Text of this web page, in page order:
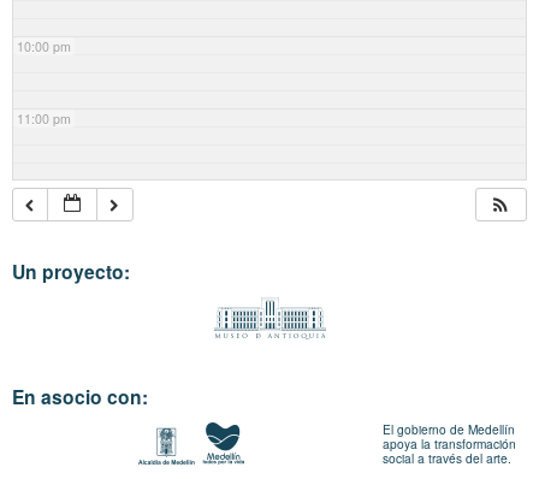
10:00 pm
11:00 pm
Un proyecto:
En asocio con:
El gobierno de Medellín
apoya la transformación
social a través del arte.